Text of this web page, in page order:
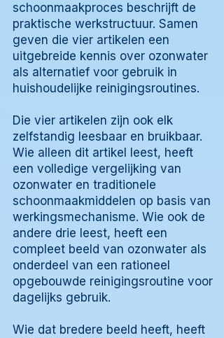
schoonmaakproces beschrijft de
praktische werkstructuur. Samen
geven die vier artikelen een
uitgebreide kennis over ozonwater
als alternatief voor gebruik in
huishoudelijke reinigingsroutines.
Die vier artikelen zijn ook elk
zelfstandig leesbaar en bruikbaar.
Wie alleen dit artikel leest, heeft
een volledige vergelijking van
ozonwater en traditionele
schoonmaakmiddelen op basis van
werkingsmechanisme. Wie ook de
andere drie leest, heeft een
compleet beeld van ozonwater als
onderdeel van een rationeel
opgebouwde reinigingsroutine voor
dagelijks gebruik.
Wie dat bredere beeld heeft, heeft